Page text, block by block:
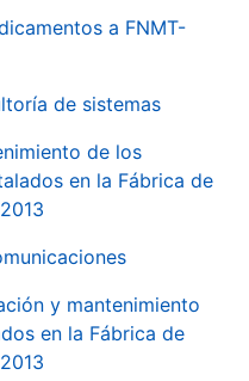
a FNMT-
de sistemas
de los
en la Fábrica de
y mantenimiento
en la Fábrica de